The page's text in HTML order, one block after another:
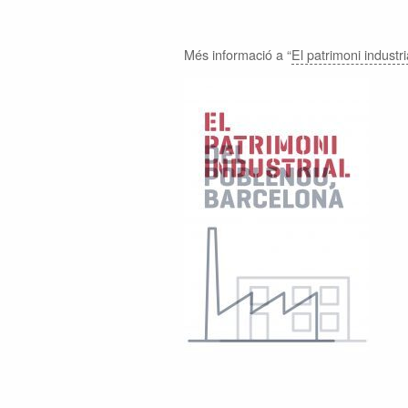
Més informació a “El patrimoni